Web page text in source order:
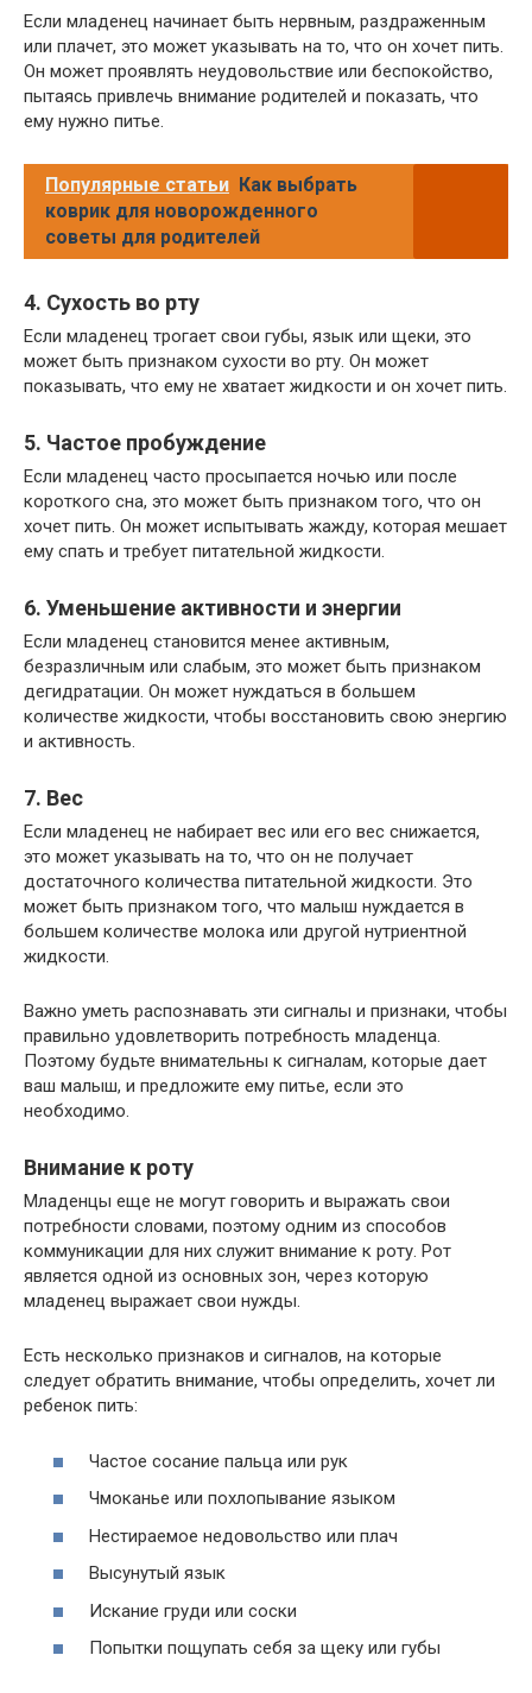
Если младенец начинает быть нервным, раздраженным
или плачет, это может указывать на то, что он хочет пить.
Он может проявлять неудовольствие или беспокойство,
пытаясь привлечь внимание родителей и показать, что
ему нужно питье.
Популярные статьи Как выбрать
коврик для новорожденного
советы для родителей
4. Сухость во рту
Если младенец трогает свои губы, язык или щеки, это
может быть признаком сухости во рту. Он может
показывать, что ему не хватает жидкости и он хочет пить.
5. Частое пробуждение
Если младенец часто просыпается ночью или после
короткого сна, это может быть признаком того, что он
хочет пить. Он может испытывать жажду, которая мешает
ему спать и требует питательной жидкости.
6. Уменьшение активности и энергии
Если младенец становится менее активным,
безразличным или слабым, это может быть признаком
дегидратации. Он может нуждаться в большем
количестве жидкости, чтобы восстановить свою энергию
и активность.
7. Вес
Если младенец не набирает вес или его вес снижается,
это может указывать на то, что он не получает
достаточного количества питательной жидкости. Это
может быть признаком того, что малыш нуждается в
большем количестве молока или другой нутриентной
жидкости.
Важно уметь распознавать эти сигналы и признаки, чтобы
правильно удовлетворить потребность младенца.
Поэтому будьте внимательны к сигналам, которые дает
ваш малыш, и предложите ему питье, если это
необходимо.
Внимание к роту
Младенцы еще не могут говорить и выражать свои
потребности словами, поэтому одним из способов
коммуникации для них служит внимание к роту. Рот
является одной из основных зон, через которую
младенец выражает свои нужды.
Есть несколько признаков и сигналов, на которые
следует обратить внимание, чтобы определить, хочет ли
ребенок пить:
Частое сосание пальца или рук
Чмоканье или похлопывание языком
Нестираемое недовольство или плач
Высунутый язык
Искание груди или соски
Попытки пощупать себя за щеку или губы